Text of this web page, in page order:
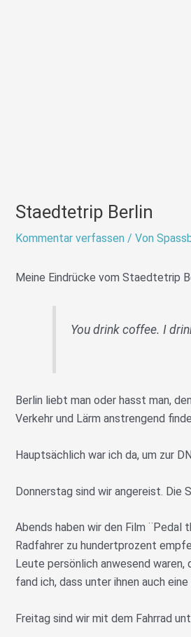
Staedtetrip Berlin
Kommentar verfassen / Von
Meine Eindrücke vom Staedtetrip
You drink coffee. I
Berlin liebt man oder hasst man,
Verkehr und Lärm anstrengend
Hauptsächlich war ich da, um zur
Donnerstag sind wir angereist. Die
Abends haben wir den Film ¨Pedal
Radfahrer zu hundertprozent
Leute persönlich anwesend
fand ich, dass unter ihnen auch eine
Freitag sind wir mit dem Fahrrad